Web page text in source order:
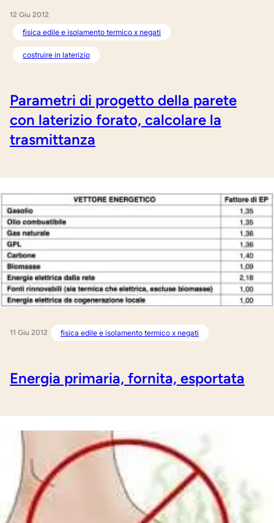
12 Giu 2012
fisica edile e isolamento termico x negati
costruire in laterizio
Parametri di progetto della parete
con laterizio forato, calcolare la
trasmittanza
11 Giu 2012 fisica edile e isolamento termico x negati
Energia primaria, fornita, esportata